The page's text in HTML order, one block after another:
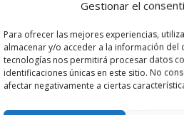
Gestionar el
Para ofrecer las mejores experiencias,
almacenar y/o acceder a la información
tecnologías nos permitirá procesar datos
identificaciones únicas en este sitio. No
afectar negativamente a ciertas
Con cierre magnético y etiqueta
el dispositivo mientras se produce
de 5.000 mAh de capacidad
para smartphone y multitud
en atractiva caja individual
ellas baterías de grado A y no
estándares RoHS y en